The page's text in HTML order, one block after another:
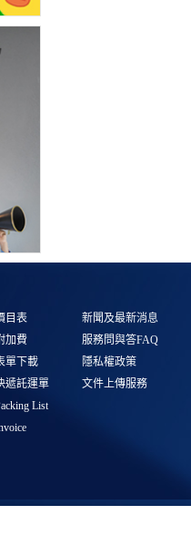
目表
加費
單下載
遞託運單
List
新聞及最新消息
服務問與答FAQ
隱私權政策
文件上傳服務